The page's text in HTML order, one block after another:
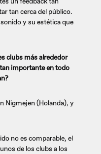
tan cerca del público.
y su estética que
clubs más alrededor
importante en todo
Nigmejen (Holanda), y
no es comparable, el
de los clubs a los